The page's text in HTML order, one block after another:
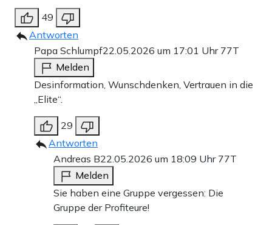
49
Antworten
Papa Schlumpf22.05.2026 um 17:01 Uhr 77T
Melden
Desinformation, Wunschdenken, Vertrauen in die
„Elite“.
29
Antworten
Andreas B22.05.2026 um 18:09 Uhr 77T
Melden
Sie haben eine Gruppe vergessen: Die
Gruppe der Profiteure!